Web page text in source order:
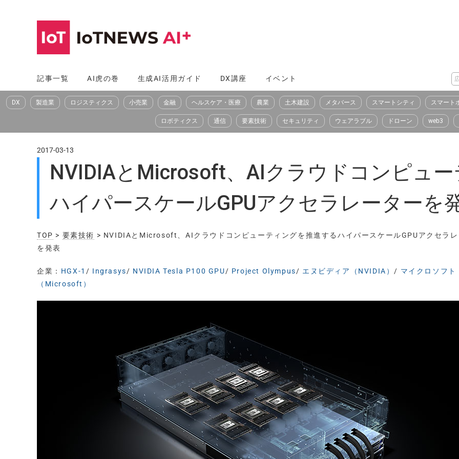
へ
ス
記事一覧 AI虎の巻 生成AI活用ガイド DX講座 イベント
DX 製造業 ロジスティクス 小売業 金融 ヘルスケア・医療 農業 土木建設 メタバース スマートシティ スマート
ロボティクス 通信 要素技術 セキュリティ ウェアラブル ドローン web3
2017-03-13
NVIDIAとMicrosoft、AIクラウドコンピュ
ハイパースケールGPUアクセラレーターを
TOP > 要素技術 > NVIDIAとMicrosoft、AIクラウドコンピューティングを推進するハイパースケールGPUアクセラ
を発表
企業： HGX-1 / Ingrasys/ NVIDIA Tesla P100 GPU/ Project Olympus/ エヌビディア（NVIDIA） / マイクロソフト
（Microsoft）